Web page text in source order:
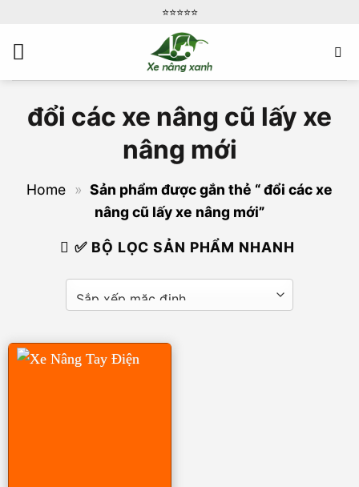
nội
dung
⭐️⭐️⭐️⭐️⭐️
đổi các xe nâng cũ lấy xe
nâng mới
Home » Sản phẩm được gắn thẻ “ đổi các xe
nâng cũ lấy xe nâng mới”
✅ BỘ LỌC SẢN PHẨM NHANH